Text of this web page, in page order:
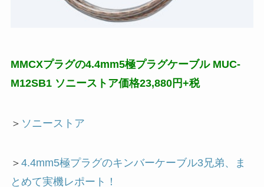
MMCXプラグの4.4mm5極プラグケーブル MUC-
M12SB1 ソニーストア価格23,880円+税
＞ ソニーストア
＞ 4.4mm5極プラグのキンバーケーブル3兄弟、ま
とめて実機レポート！